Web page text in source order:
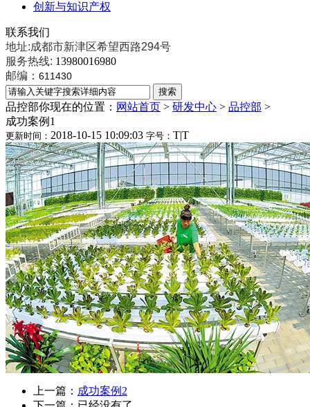
创新与知识产权
联系我们
地址:成都市新津区希望西路294号
服务热线: 13980016980
邮编： 611430
品控部你现在的位置： 网站首页 > 研发中心 > 品控部 >
成功案例1
更新时间： 2018-10-15 10:09:03 字号： T|T
上一篇： 成功案例2